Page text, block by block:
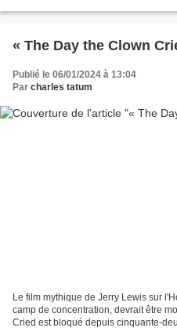
« The Day the Clown
Publié le 06/01/2024 à 13:04
Par charles tatum
Le film mythique de Jerry Lewis sur
camp de concentration, devrait être
Cried est bloqué depuis cinquante-